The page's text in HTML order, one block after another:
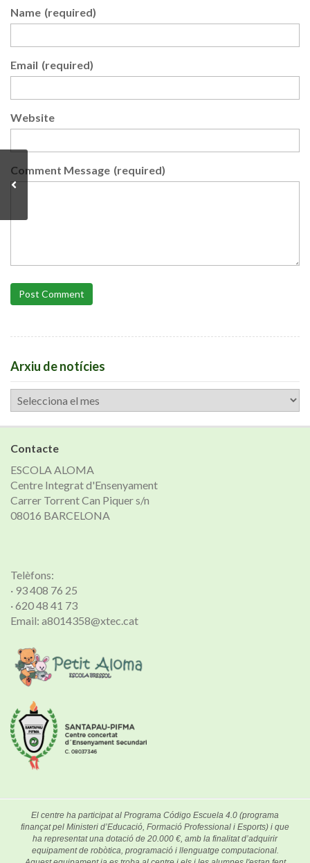
Name (required)
Email (required)
Website
Comment Message (required)
Post Comment
Arxiu de notícies
Arxiu
de
notícies
Contacte
ESCOLA ALOMA
Centre Integrat d'Ensenyament
Carrer Torrent Can Piquer s/n
08016 BARCELONA
Telèfons:
· 93 408 76 25
· 620 48 41 73
Email: a8014358@xtec.cat
El centre ha participat al Programa Código Escuela 4.0 (programa
finançat pel Ministeri d’Educació, Formació Professional i Esports) i que
ha representat una dotació de 20.000 €, amb la finalitat d’adquirir
equipament de robòtica, programació i llenguatge computacional.